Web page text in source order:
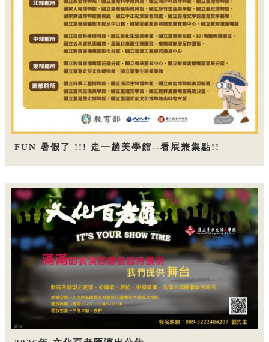
FUN 暑假了 !!! 走一趟美學館--看展兼集點!!